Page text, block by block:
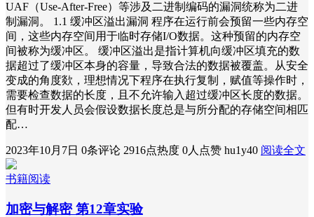
UAF（Use-After-Free）等涉及二进制编码的漏洞统称为二进
制漏洞。 1.1 缓冲区溢出漏洞 程序在运行前会预留一些内存空
间，这些内存空间用于临时存储I/O数据。这种预留的内存空
间被称为缓冲区。 缓冲区溢出是指计算机向缓冲区填充的数
据超过了缓冲区本身的容量，导致合法的数据被覆盖。从安全
变成的角度欻，理想情况下程序在执行复制，赋值等操作时，
需要检查数据的长度，且不允许输入超过缓冲区长度的数据。
但有时开发人员会假设数据长度总是与所分配的存储空间相匹
配…
2023年10月7日 0条评论 2916点热度 0人点赞 hu1y40 阅读全文
书籍阅读
加密与解密 第12章实验